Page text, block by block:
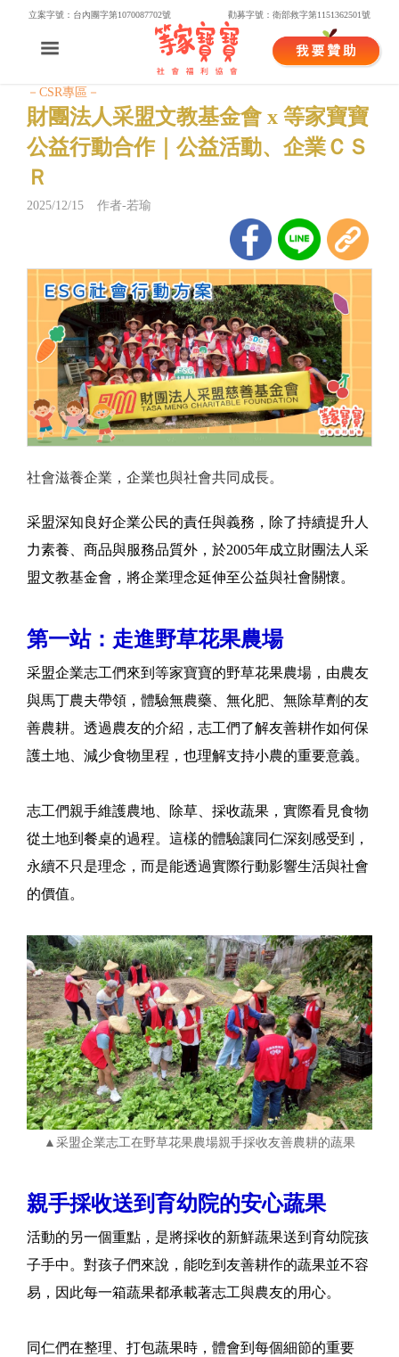
立案字號：台內團字第1070087702號 勸募字號：衛部救字第1151362501號
－CSR專區－
財團法人采盟文教基金會 x 等家寶寶
公益行動合作｜公益活動、企業ＣＳ
Ｒ
2025/12/15 作者-若瑜
社會滋養企業，企業也與社會共同成長。
采盟深知良好企業公民的責任與義務，除了持續提升人
力素養、商品與服務品質外，於2005年成立財團法人采
盟文教基金會，將企業理念延伸至公益與社會關懷。
第一站：走進野草花果農場
采盟企業志工們來到等家寶寶的野草花果農場，由農友
與馬丁農夫帶領，體驗無農藥、無化肥、無除草劑的友
善農耕。透過農友的介紹，志工們了解友善耕作如何保
護土地、減少食物里程，也理解支持小農的重要意義。
志工們親手維護農地、除草、採收蔬果，實際看見食物
從土地到餐桌的過程。這樣的體驗讓同仁深刻感受到，
永續不只是理念，而是能透過實際行動影響生活與社會
的價值。
▲采盟企業志工在野草花果農場親手採收友善農耕的蔬果
親手採收送到育幼院的安心蔬果
活動的另一個重點，是將採收的新鮮蔬果送到育幼院孩
子手中。對孩子們來說，能吃到友善耕作的蔬果並不容
易，因此每一箱蔬果都承載著志工與農友的用心。
同仁們在整理、打包蔬果時，體會到每個細節的重要